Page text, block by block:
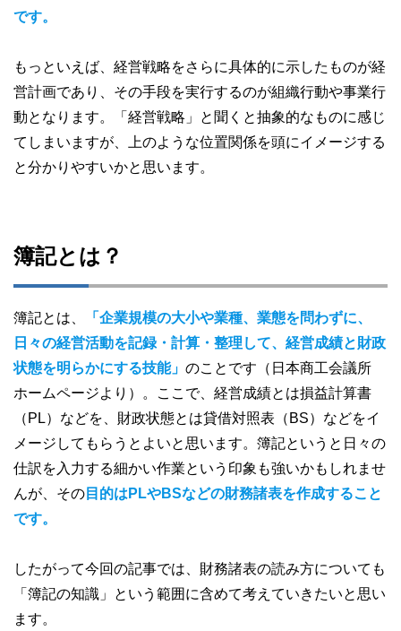
です。
もっといえば、経営戦略をさらに具体的に示したものが経
営計画であり、その手段を実行するのが組織行動や事業行
動となります。「経営戦略」と聞くと抽象的なものに感じ
てしまいますが、上のような位置関係を頭にイメージする
と分かりやすいかと思います。
簿記とは？
簿記とは、
「企業規模の大小や業種、業態を問わずに、
日々の経営活動を記録・計算・整理して、経営成績と財政
状態を明らかにする技能」 のことです（日本商工会議所
ホームページより）。ここで、経営成績とは損益計算書
（PL）などを、財政状態とは貸借対照表（BS）などをイ
メージしてもらうとよいと思います。簿記というと日々の
仕訳を入力する細かい作業という印象も強いかもしれませ
んが、その 目的はPLやBSなどの財務諸表を作成すること
です。
したがって今回の記事では、財務諸表の読み方についても
「簿記の知識」という範囲に含めて考えていきたいと思い
ます。